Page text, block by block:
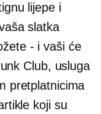
lijepe i
slatka
- i vaši će
Club, usluga
pretplatnicima
koji su